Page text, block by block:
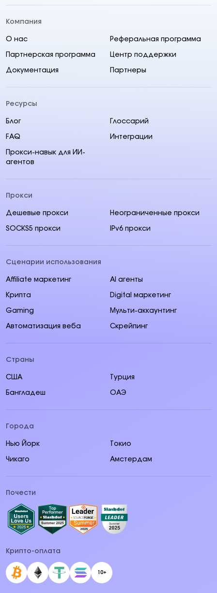
Компания
О нас Реферальная программа
Партнерская программа Центр поддержки
Документация Партнеры
Ресурсы
Блог Глоссарий
FAQ Интеграции
Прокси-навык для ИИ-
агентов
Прокси
Дешевые прокси Неограниченные прокси
SOCKS5 прокси IPv6 прокси
Сценарии использования
Affiliate маркетинг AI aгенты
Крипта Digital маркетинг
Gaming Мульти-аккаунтинг
Автоматизация веба Скрейпинг
Страны
США Турция
Бангладеш ОАЭ
Города
Нью Йорк Токио
Чикаго Амстердам
Почести
Крипто-оплата
10+